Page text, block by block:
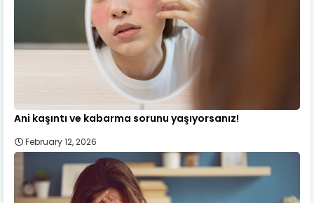
Ani kaşıntı ve kabarma sorunu yaşıyorsanız!
February 12, 2026